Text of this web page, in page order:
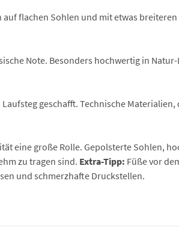
flachen Sohlen und mit etwas
Note. Besonders hochwertig in
geschafft. Technische
eine große Rolle. Gepolsterte Sohlen,
zu tragen sind. Extra-Tipp: Füße vor
und schmerzhafte Druckstellen.